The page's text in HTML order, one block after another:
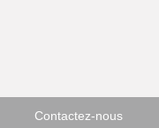
Contactez-nous